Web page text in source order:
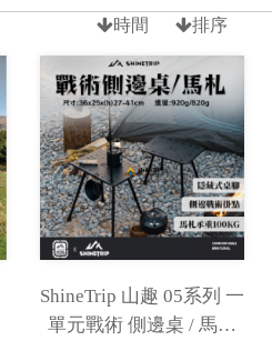
時間 排序
ShineTrip 山趣 05系列 一
單元戰術 側邊桌 / 馬札